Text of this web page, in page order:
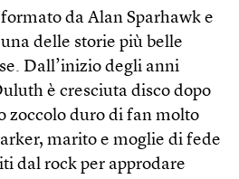
da Alan Sparhawk e
delle storie più belle
Dall’inizio degli anni
è cresciuta disco dopo
zoccolo duro di fan molto
marito e moglie di fede
dal rock per approdare